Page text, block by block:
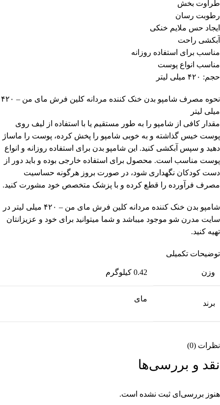
طراوت بخش
رطوبت رسان
ایجاد حس ملایم خنکی
آبکشی راحت
مناسب برای استفاده روزانه
مناسب انواع پوست
حجم: ۴۲۰ میلی لیتر
نحوه مصرف شامپو بدن خنک کننده مردانه کلین فرش مای من – ۴۲۰
میلی لیتر
مقدار کافی از شامپو را به طور مستقیم یا با استفاده از لیف روی
پوست خیس گذاشته و به خوبی شامپو را پخش کرده، پوست را ماساژ
دهید و سپس آبکشی کنید. این شامپو بدن برای استفاده روزانه و انواع
پوست مناسب است. محصول برای استفاده خارجی بوده و باید دور از
دست کودکان نگهداری شود، در صورت بروز هرگونه حساسیت
مصرف فرآورده را قطع کرده و با پزشک متخصص خود مشورت کنید.
شامپو بدن خنک کننده مردانه کلین فرش مای من – ۴۲۰ میلی لیتر
در
سایت مدرن شو موجود میباشد و شما میتوانید برای خود و عزیزانتان
تهیه کنید.
توضیحات تکمیلی
وزن 0.42 کیلوگرم
برند
مای
نظرات (0)
نقد و بررسی‌ها
هنوز بررسی‌ای ثبت نشده است.